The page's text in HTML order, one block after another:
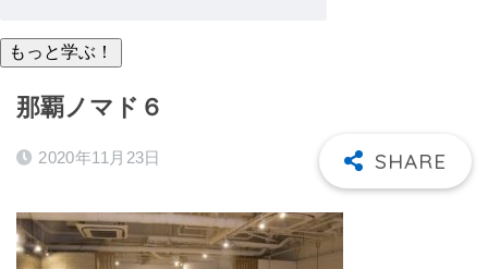
那覇ノマド６
2020年11月23日